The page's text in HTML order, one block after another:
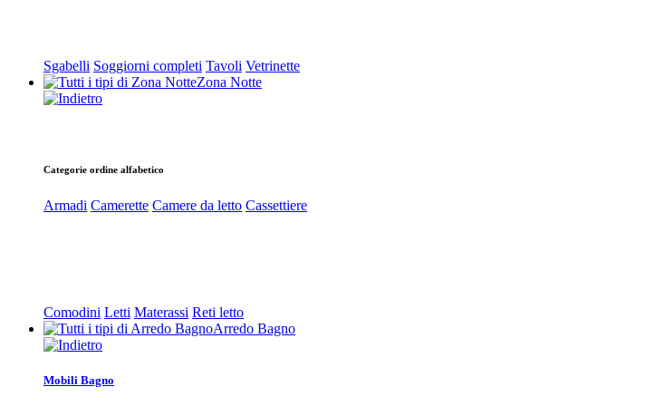
Sgabelli Soggiorni completi Tavoli Vetrinette
Zona Notte
Categorie ordine alfabetico
Armadi Camerette Camere da letto Cassettiere
Comodini Letti Materassi Reti letto
Arredo Bagno
Mobili Bagno